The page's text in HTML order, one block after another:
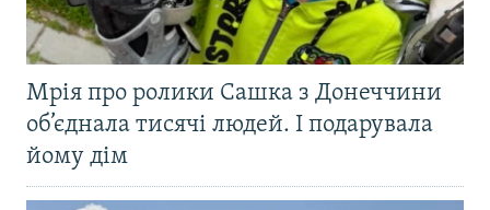
Мрія про ролики Сашка з Донеччини
об’єднала тисячі людей. І подарувала
йому дім